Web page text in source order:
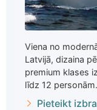
Viena no
Latvijā, dizaina
premium klases
līdz 12
Pieteikt